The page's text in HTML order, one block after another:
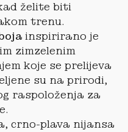
želite biti
trenu.
inspirirano je
zimzelenim
koje se prelijeva
su na prirodi,
raspoloženja za
crno-plava nijansa